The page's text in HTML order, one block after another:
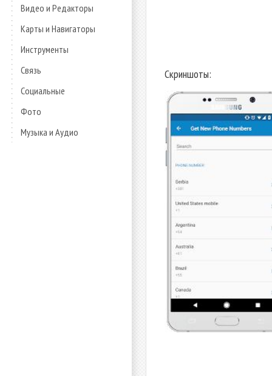
Видео и Редакторы
Карты и Навигаторы
Инструменты
Связь
Социальные
Фото
Музыка и Аудио
Скриншоты: